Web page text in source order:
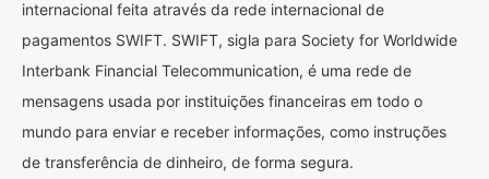
internacional feita através da rede internacional de
pagamentos SWIFT. SWIFT, sigla para Society for Worldwide
Interbank Financial Telecommunication, é uma rede de
mensagens usada por instituições financeiras em todo o
mundo para enviar e receber informações, como instruções
de transferência de dinheiro, de forma segura.